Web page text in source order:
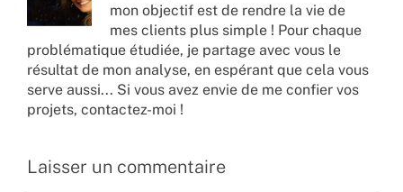
mon objectif est de rendre la vie de
mes clients plus simple ! Pour chaque
problématique étudiée, je partage avec vous le
résultat de mon analyse, en espérant que cela vous
serve aussi... Si vous avez envie de me confier vos
projets, contactez-moi !
Laisser un commentaire